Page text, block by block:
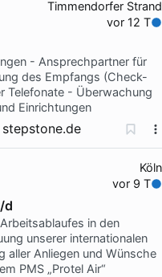
Timmendorfer Strand
vor 12 T
- Ansprechpartner für
des Empfangs (Check-
Telefonate - Überwachung
Einrichtungen
stepstone.de
Köln
vor 9 T
d
in den
unserer internationalen
aller Anliegen und Wünsche
PMS „Protel Air“